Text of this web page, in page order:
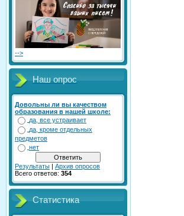
-->
Наш опрос
Довольны ли вы качеством
образования в нашей школе:
да, все устраивает
да, кроме отдельных
предметов
нет
Результаты | Архив опросов
Всего ответов: 354
Статистика